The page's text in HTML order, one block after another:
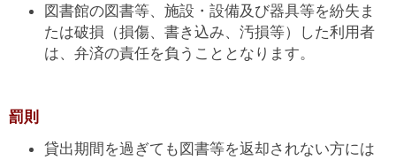
図書館の図書等、施設・設備及び器具等を紛失ま
たは破損（損傷、書き込み、汚損等）した利用者
は、弁済の責任を負うこととなります。
罰則
貸出期間を過ぎても図書等を返却されない方には